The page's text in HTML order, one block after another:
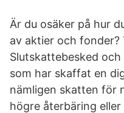
Är du osäker på hur
av aktier och fonder?
Slutskattebesked
som har skaffat en
nämligen skatten för
högre återbäring